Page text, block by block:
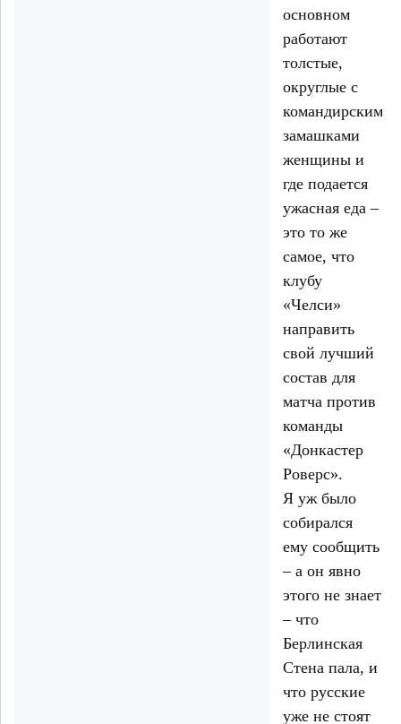
основном
работают
толстые,
округлые с
командирскими
замашками
женщины и
где подается
ужасная еда –
это то же
самое, что
клубу
«Челси»
направить
свой лучший
состав для
матча против
команды
«Донкастер
Роверс».
Я уж было
собирался
ему сообщить
– а он явно
этого не знает
– что
Берлинская
Стена пала, и
что русские
уже не стоят